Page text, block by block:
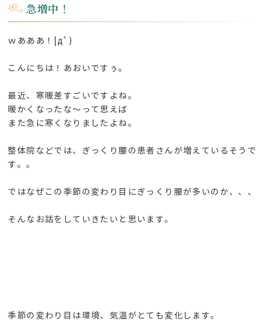
急増中！
ｗあああ！|дﾟ)
こんにちは！あおいですぅ。
最近、寒暖差すごいですよね。
暖かくなったな～って思えば
また急に寒くなりましたよね。
整体院などでは、ぎっくり腰の患者さんが増えているそうで
す。。
ではなぜこの季節の変わり目にぎっくり腰が多いのか、、、
そんなお話をしていきたいと思います。
季節の変わり目は環境、気温がとても変化します。